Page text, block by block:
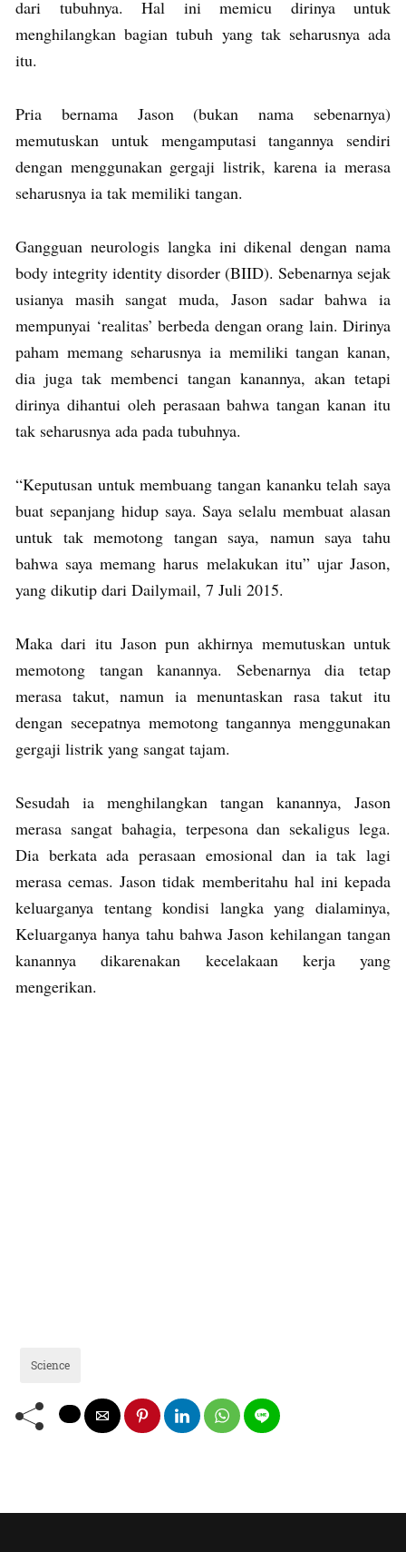
dari tubuhnya. Hal ini memicu dirinya untuk
menghilangkan bagian tubuh yang tak seharusnya ada
itu.
Pria bernama Jason (bukan nama sebenarnya)
memutuskan untuk mengamputasi tangannya sendiri
dengan menggunakan gergaji listrik, karena ia merasa
seharusnya ia tak memiliki tangan.
Gangguan neurologis langka ini dikenal dengan nama
body integrity identity disorder (BIID). Sebenarnya sejak
usianya masih sangat muda, Jason sadar bahwa ia
mempunyai ‘realitas’ berbeda dengan orang lain. Dirinya
paham memang seharusnya ia memiliki tangan kanan,
dia juga tak membenci tangan kanannya, akan tetapi
dirinya dihantui oleh perasaan bahwa tangan kanan itu
tak seharusnya ada pada tubuhnya.
“Keputusan untuk membuang tangan kananku telah saya
buat sepanjang hidup saya. Saya selalu membuat alasan
untuk tak memotong tangan saya, namun saya tahu
bahwa saya memang harus melakukan itu” ujar Jason,
yang dikutip dari Dailymail, 7 Juli 2015.
Maka dari itu Jason pun akhirnya memutuskan untuk
memotong tangan kanannya. Sebenarnya dia tetap
merasa takut, namun ia menuntaskan rasa takut itu
dengan secepatnya memotong tangannya menggunakan
gergaji listrik yang sangat tajam.
Sesudah ia menghilangkan tangan kanannya, Jason
merasa sangat bahagia, terpesona dan sekaligus lega.
Dia berkata ada perasaan emosional dan ia tak lagi
merasa cemas. Jason tidak memberitahu hal ini kepada
keluarganya tentang kondisi langka yang dialaminya,
Keluarganya hanya tahu bahwa Jason kehilangan tangan
kanannya dikarenakan kecelakaan kerja yang
mengerikan.
Science